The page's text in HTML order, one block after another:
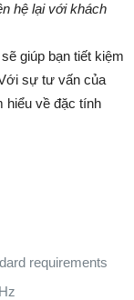
hệ lại với khách
giúp bạn tiết kiệm
sự tư vấn của
hiểu về đặc tính
requirements